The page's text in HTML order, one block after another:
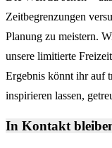
Zeitbegrenzungen
Planung zu meistern.
unsere limitierte
Ergebnis könnt ihr auf
inspirieren lassen,
In Kontakt